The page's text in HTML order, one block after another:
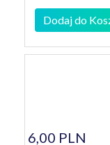
Dodaj do
6,00 PLN